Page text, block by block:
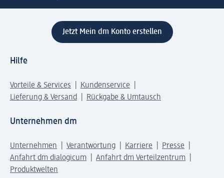
Jetzt Mein dm Konto erstellen
Hilfe
Vorteile & Services
Kundenservice
Lieferung & Versand
Rückgabe & Umtausch
Unternehmen dm
Unternehmen Verantwortung Karriere
Presse
Anfahrt dm dialogicum
Anfahrt dm Verteilzentrum
Produktwelten